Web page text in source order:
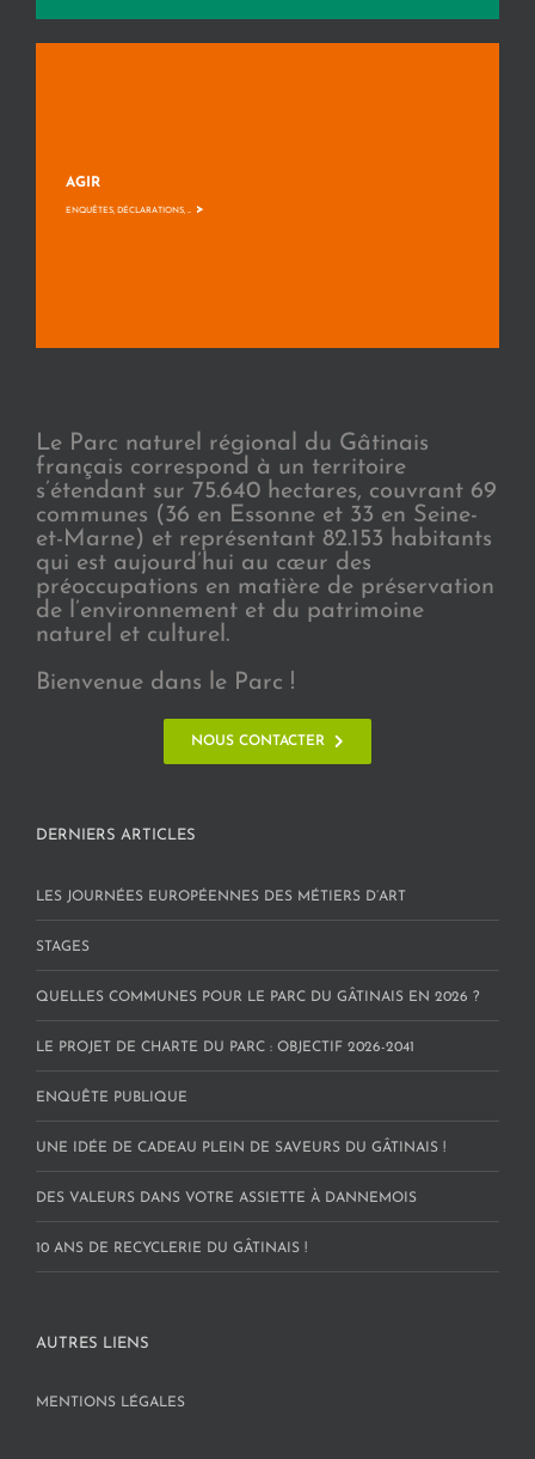
AGIR
ENQUÊTES, DÉCLARATIONS, ... >
Le Parc naturel régional du Gâtinais
français correspond à un territoire
s’étendant sur 75.640 hectares, couvrant 69
communes (36 en Essonne et 33 en Seine-
et-Marne) et représentant 82.153 habitants
qui est aujourd’hui au cœur des
préoccupations en matière de préservation
de l’environnement et du patrimoine
naturel et culturel.
Bienvenue dans le Parc !
NOUS CONTACTER
DERNIERS ARTICLES
LES JOURNÉES EUROPÉENNES DES MÉTIERS D’ART
STAGES
QUELLES COMMUNES POUR LE PARC DU GÂTINAIS EN 2026 ?
LE PROJET DE CHARTE DU PARC : OBJECTIF 2026-2041
ENQUÊTE PUBLIQUE
UNE IDÉE DE CADEAU PLEIN DE SAVEURS DU GÂTINAIS !
DES VALEURS DANS VOTRE ASSIETTE À DANNEMOIS
10 ANS DE RECYCLERIE DU GÂTINAIS !
AUTRES LIENS
MENTIONS LÉGALES